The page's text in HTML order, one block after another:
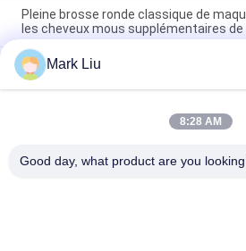
Pleine brosse ronde classique de
les cheveux mous supplémentaires de
Brosse de maquillage de cheveux de
de Vonira grande/brosses à extrémité
poignée en bois
Brosse pure de maquillage de joue de
Mark Liu
8:28 AM
Good day, what product are you